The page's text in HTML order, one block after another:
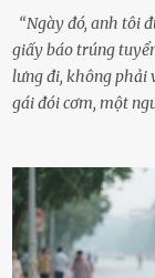
bánh rời khỏi bến...
“Ngày đó, anh tôi
giấy báo trúng
lưng đi, không phải
gái đói cơm, một
có tin tức. Mọi gánh
cụ Nguyễn Thị Đào
Trí là học sinh giỏi
làm thuê, biết đi